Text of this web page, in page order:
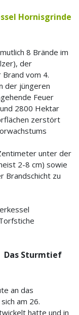
8 Brände im
der
vom 4.
der jüngeren
Feuer
2800 Hektar
zerstört
unter der
2-8 cm) sowie
Brandschicht zu
Das Sturmtief
an das
am 26.
hatte und in